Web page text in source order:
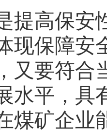
提高保安
现保障安
又要符合
水平，具
煤矿企业